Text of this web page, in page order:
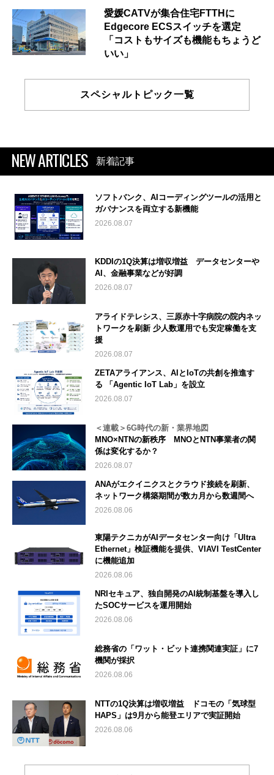
愛媛CATVが集合住宅FTTHに
Edgecore ECSスイッチを選定
「コストもサイズも機能もちょうど
いい」
スペシャルトピック一覧
NEW ARTICLES 新着記事
ソフトバンク、AIコーディングツールの活用と
ガバナンスを両立する新機能
2026.08.07
KDDIの1Q決算は増収増益 データセンターや
AI、金融事業などが好調
2026.08.07
アライドテレシス、三原赤十字病院の院内ネッ
トワークを刷新 少人数運用でも安定稼働を支
援
2026.08.07
ZETAアライアンス、AIとIoTの共創を推進す
る 「Agentic IoT Lab」を設立
2026.08.07
＜連載＞6G時代の新・業界地図
MNO×NTNの新秩序 MNOとNTN事業者の関
係は変化するか？
2026.08.07
ANAがエクイニクスとクラウド接続を刷新、
ネットワーク構築期間が数カ月から数週間へ
2026.08.06
東陽テクニカがAIデータセンター向け「Ultra
Ethernet」検証機能を提供、VIAVI TestCenter
に機能追加
2026.08.06
NRIセキュア、独自開発のAI統制基盤を導入し
たSOCサービスを運用開始
2026.08.06
総務省の「ワット・ビット連携関連実証」に7
機関が採択
2026.08.06
NTTの1Q決算は増収増益 ドコモの「気球型
HAPS」は9月から能登エリアで実証開始
2026.08.06